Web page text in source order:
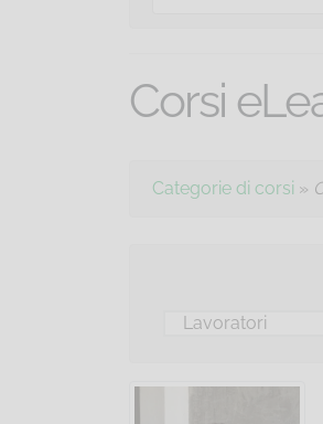
Corsi
Categorie di corsi »